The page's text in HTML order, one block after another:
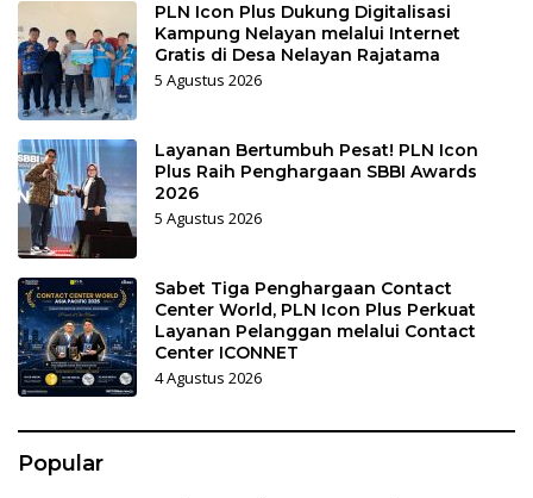
PLN Icon Plus Dukung Digitalisasi
Kampung Nelayan melalui Internet
Gratis di Desa Nelayan Rajatama
5 Agustus 2026
Layanan Bertumbuh Pesat! PLN Icon
Plus Raih Penghargaan SBBI Awards
2026
5 Agustus 2026
Sabet Tiga Penghargaan Contact
Center World, PLN Icon Plus Perkuat
Layanan Pelanggan melalui Contact
Center ICONNET
4 Agustus 2026
Popular